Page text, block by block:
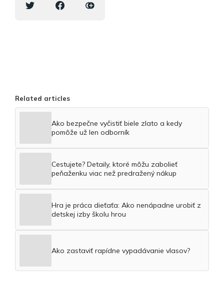
Related articles
Ako bezpečne vyčistiť biele zlato a kedy
pomôže už len odborník
Cestujete? Detaily, ktoré môžu zabolieť
peňaženku viac než predražený nákup
Hra je práca dieťaťa: Ako nenápadne urobiť z
detskej izby školu hrou
Ako zastaviť rapídne vypadávanie vlasov?